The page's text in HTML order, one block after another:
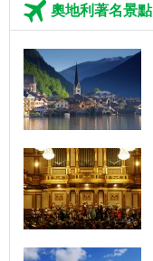
奧地利著名景點